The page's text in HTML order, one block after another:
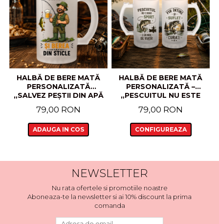
HALBĂ DE BERE MATĂ
PERSONALIZATĂ
„SALVEZ PEȘTII DIN APĂ
79,00 RON
ADAUGA IN COS
HALBĂ DE BERE MATĂ
PERSONALIZATĂ –
„PESCUITUL NU ESTE
MOD DE VIAȚĂ”
79,00 RON
CONFIGUREAZA
NEWSLETTER
Nu rata ofertele si promotiile noastre
Aboneaza-te la newsletter si ai 10% discount la prima
comanda